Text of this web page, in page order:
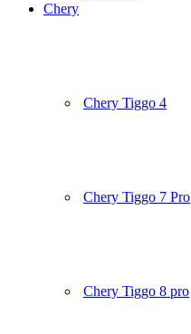
Chery
Chery Tiggo 4
Chery Tiggo 7 Pro
Chery Tiggo 8 pro